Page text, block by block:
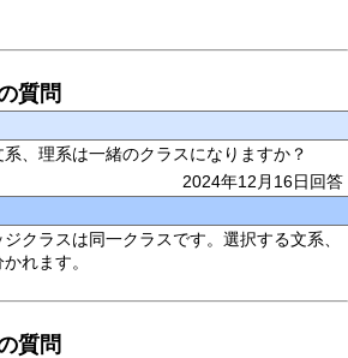
質問
、理系は一緒のクラスになりますか？
2024年12月16日回答
クラスは同一クラスです。選択する文系、
れます。
質問